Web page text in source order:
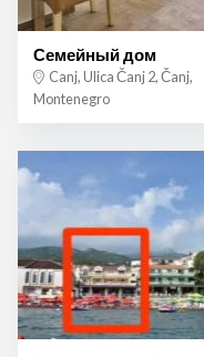
Семейный дом
Canj, Ulica Čanj 2, Čanj,
Montenegro